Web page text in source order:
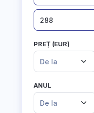
288
PREȚ (EUR)
De la
ANUL
De la